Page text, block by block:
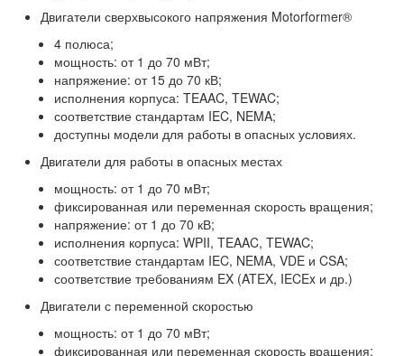
Двигатели сверхвысокого напряжения Motorformer®
4 полюса;
мощность: от 1 до 70 мВт;
напряжение: от 15 до 70 кВ;
исполнения корпуса: TEAAC, TEWAC;
соответствие стандартам IEC, NEMA;
доступны модели для работы в опасных условиях.
Двигатели для работы в опасных местах
мощность: от 1 до 70 мВт;
фиксированная или переменная скорость вращения;
напряжение: от 1 до 70 кВ;
исполнения корпуса: WPII, TEAAC, TEWAC;
соответствие стандартам IEC, NEMA, VDE и CSA;
соответствие требованиям EX (ATEX, IECEx и др.)
Двигатели с переменной скоростью
мощность: от 1 до 70 мВт;
фиксированная или переменная скорость вращения;